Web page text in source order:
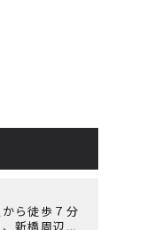
から徒歩７分
新橋周辺、